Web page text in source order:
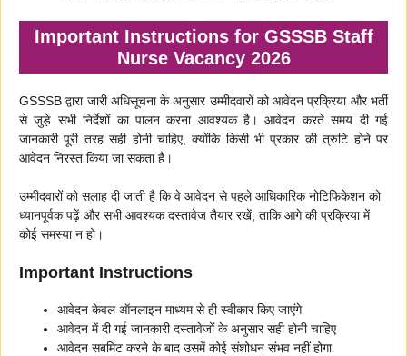
Important Instructions for GSSSB Staff
Nurse Vacancy 2026
GSSSB द्वारा जारी अधिसूचना के अनुसार उम्मीदवारों को आवेदन प्रक्रिया और भर्ती
से जुड़े सभी निर्देशों का पालन करना आवश्यक है। आवेदन करते समय दी गई
जानकारी पूरी तरह सही होनी चाहिए, क्योंकि किसी भी प्रकार की त्रुटि होने पर
आवेदन निरस्त किया जा सकता है।
उम्मीदवारों को सलाह दी जाती है कि वे आवेदन से पहले आधिकारिक नोटिफिकेशन को
ध्यानपूर्वक पढ़ें और सभी आवश्यक दस्तावेज तैयार रखें, ताकि आगे की प्रक्रिया में
कोई समस्या न हो।
Important Instructions
आवेदन केवल ऑनलाइन माध्यम से ही स्वीकार किए जाएंगे
आवेदन में दी गई जानकारी दस्तावेजों के अनुसार सही होनी चाहिए
आवेदन सबमिट करने के बाद उसमें कोई संशोधन संभव नहीं होगा